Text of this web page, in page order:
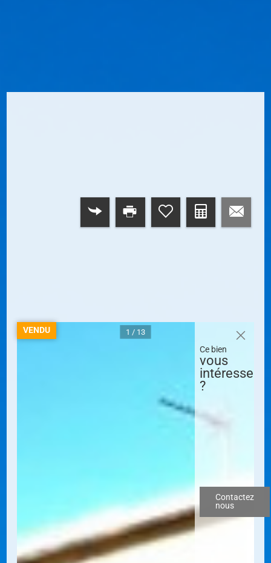
Ce bien
vous
intéresse
?
Contactez
nous
1 / 13
VENDU